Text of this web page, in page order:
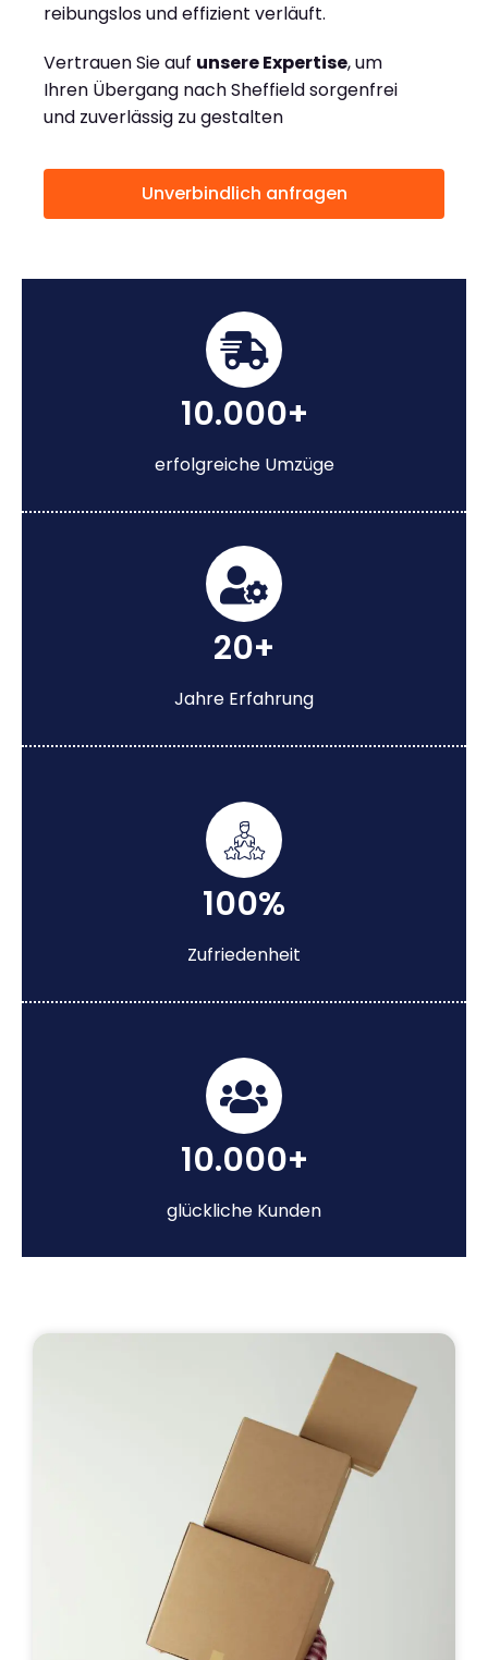
reibungslos und effizient verläuft.
Vertrauen Sie auf unsere Expertise, um
Ihren Übergang nach Sheffield sorgenfrei
und zuverlässig zu gestalten
Unverbindlich anfragen
10.000+
erfolgreiche Umzüge
20+
Jahre Erfahrung
100%
Zufriedenheit
10.000+
glückliche Kunden